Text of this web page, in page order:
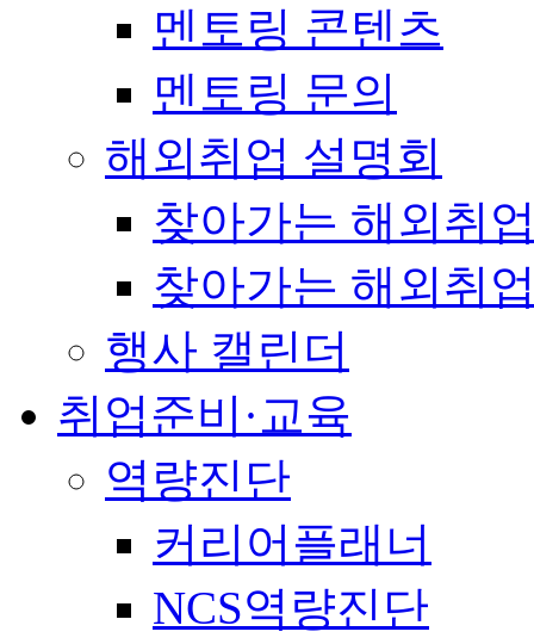
멘토링 콘텐츠
멘토링 문의
해외취업 설명회
찾아가는 해외취
찾아가는 해외취
행사 캘린더
취업준비·교육
역량진단
커리어플래너
NCS역량진단